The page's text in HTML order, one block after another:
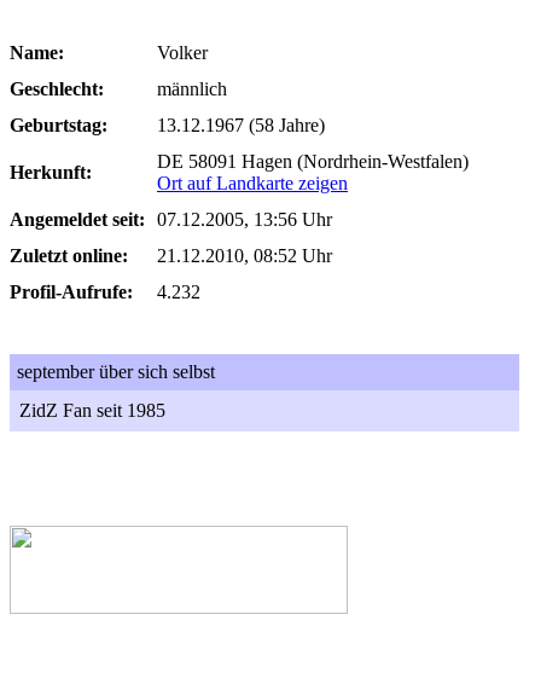
Name:
Volker
Geschlecht:
männlich
Geburtstag:
13.12.1967 (58 Jahre)
Herkunft:
DE 58091 Hagen (Nordrhein-Westfalen)
Ort auf Landkarte zeigen
Angemeldet seit:
07.12.2005, 13:56 Uhr
Zuletzt online:
21.12.2010, 08:52 Uhr
Profil-Aufrufe:
4.232
september über sich selbst
ZidZ Fan seit 1985